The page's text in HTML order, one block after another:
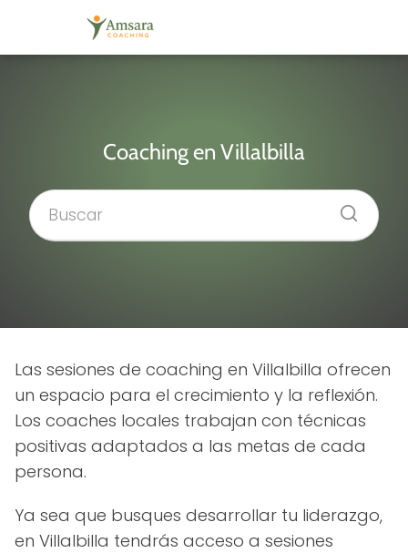
Coaching en Villalbilla
Las sesiones de coaching en Villalbilla ofrecen
un espacio para el crecimiento y la reflexión.
Los coaches locales trabajan con técnicas
positivas adaptados a las metas de cada
persona.
Ya sea que busques desarrollar tu liderazgo,
en Villalbilla tendrás acceso a sesiones